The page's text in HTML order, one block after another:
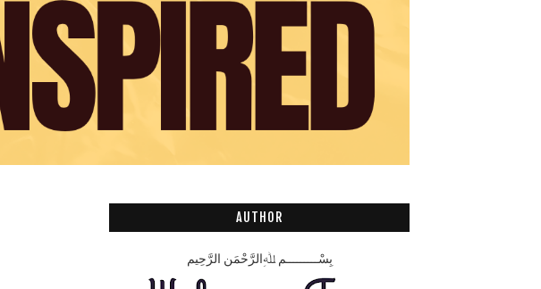
AUTHOR
بِسْـــــــــمِ ﷲِالرَّحْمَنِ الرَّحِيم